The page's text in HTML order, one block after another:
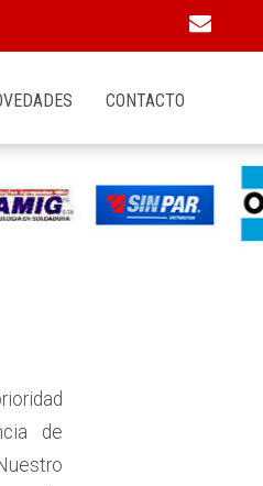
CONTACTO
de